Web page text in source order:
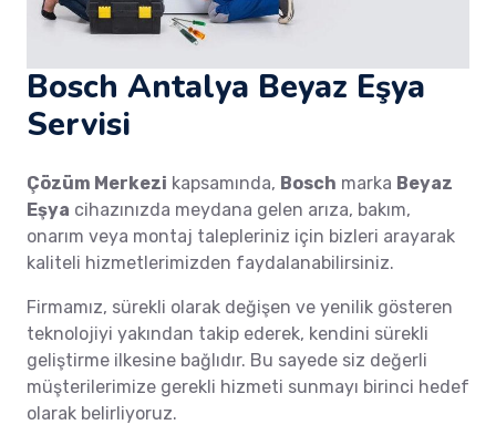
Bosch Antalya Beyaz Eşya
Servisi
Çözüm Merkezi kapsamında, Bosch marka Beyaz
Eşya cihazınızda meydana gelen arıza, bakım,
onarım veya montaj talepleriniz için bizleri arayarak
kaliteli hizmetlerimizden faydalanabilirsiniz.
Firmamız, sürekli olarak değişen ve yenilik gösteren
teknolojiyi yakından takip ederek, kendini sürekli
geliştirme ilkesine bağlıdır. Bu sayede siz değerli
müşterilerimize gerekli hizmeti sunmayı birinci hedef
olarak belirliyoruz.